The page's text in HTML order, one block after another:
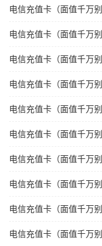
电信充值卡（面值千万
电信充值卡（面值千万
电信充值卡（面值千万
电信充值卡（面值千万
电信充值卡（面值千万
电信充值卡（面值千万
电信充值卡（面值千万
电信充值卡（面值千万
电信充值卡（面值千万
电信充值卡（面值千万